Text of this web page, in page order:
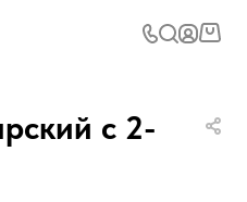
с 2-